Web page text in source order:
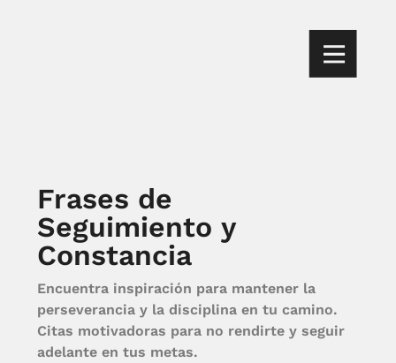
Frases de
Seguimiento y
Constancia
Encuentra inspiración para mantener la
perseverancia y la disciplina en tu camino.
Citas motivadoras para no rendirte y seguir
adelante en tus metas.